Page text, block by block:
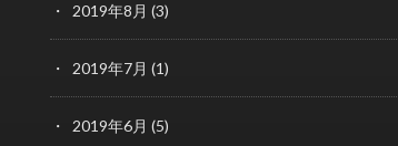
2019年8月 (3)
2019年7月 (1)
2019年6月 (5)